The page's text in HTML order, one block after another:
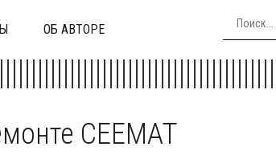
ОБ АВТОРЕ
CEEMAT